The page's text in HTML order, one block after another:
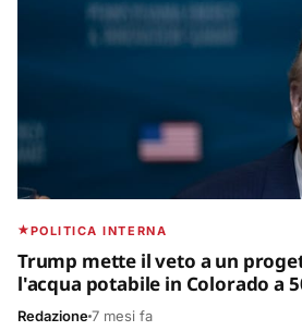
POLITICA INTERNA
Trump mette il veto a un
l'acqua potabile in Colorado a
Redazione7 mesi fa